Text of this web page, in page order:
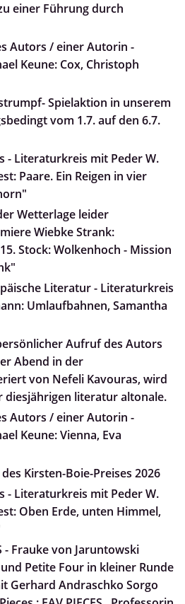
einer Führung durch
Autors / einer Autorin -
Keune: Cox, Christoph
Spielaktion in unserem
vom 1.7. auf den 6.7.
- Literaturkreis mit Peder W.
Paare. Ein Reigen in vier
Wetterlage leider
Wiebke Strank:
Stock: Wolkenhoch - Mission
Literatur - Literaturkreis
Umlaufbahnen, Samantha
Aufruf des Autors
Abend in der
von Nefeli Kavouras, wird
diesjährigen literatur altonale.
Autors / einer Autorin -
Keune: Vienna, Eva
Kirsten-Boie-Preises 2026
- Literaturkreis mit Peder W.
Oben Erde, unten Himmel,
- Frauke von Jaruntowski
Petite Four in kleiner Runde
Gerhard Andraschko Sorgo